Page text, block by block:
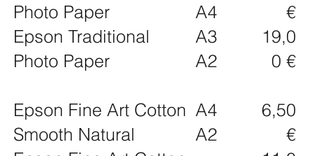
Photo Paper
Epson Traditional
Photo Paper
Epson Fine Art Cotton
Smooth Natural
€
19,0
0 €
6,50
€
A4
A3
A2
A4
A2